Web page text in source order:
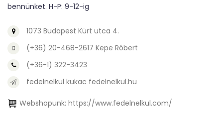
bennünket. H-P: 9-12-ig
1073 Budapest Kürt utca 4.
(+36) 20-468-2617 Kepe Róbert
(+36-1) 322-3423
fedelnelkul kukac fedelnelkul.hu
Webshopunk: https://www.fedelnelkul.com/